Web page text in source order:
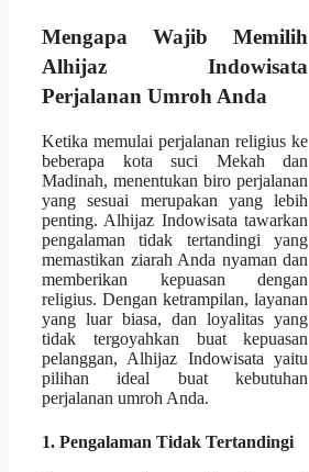
Mengapa Wajib Memilih
Alhijaz Indowisata
Perjalanan Umroh Anda
Ketika memulai perjalanan religius ke
beberapa kota suci Mekah dan
Madinah, menentukan biro perjalanan
yang sesuai merupakan yang lebih
penting. Alhijaz Indowisata tawarkan
pengalaman tidak tertandingi yang
memastikan ziarah Anda nyaman dan
memberikan kepuasan dengan
religius. Dengan ketrampilan, layanan
yang luar biasa, dan loyalitas yang
tidak tergoyahkan buat kepuasan
pelanggan, Alhijaz Indowisata yaitu
pilihan ideal buat kebutuhan
perjalanan umroh Anda.
1. Pengalaman Tidak Tertandingi